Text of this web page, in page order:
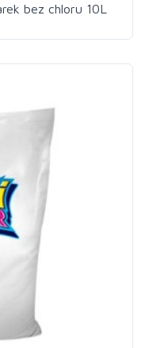
bez chloru 10L